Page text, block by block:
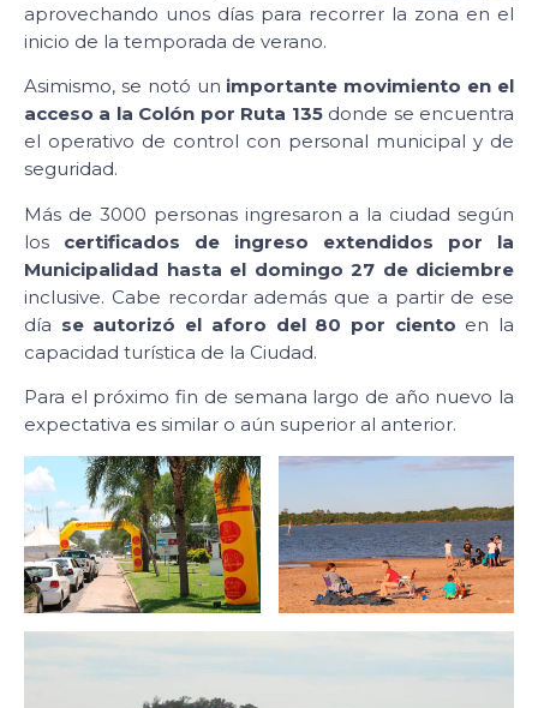
aprovechando unos días para recorrer la zona en el
inicio de la temporada de verano.
Asimismo, se notó un importante movimiento en el
acceso a la Colón por Ruta 135donde se encuentra
el operativo de control con personal municipal y de
seguridad.
Más de 3000 personas ingresaron a la ciudad según
los certificados de ingreso extendidos por la
Municipalidad hasta el domingo 27 de diciembre
inclusive. Cabe recordar además que a partir de ese
día se autorizó el aforo del 80 por ciento en la
capacidad turística de la Ciudad.
Para el próximo fin de semana largo de año nuevo la
expectativa es similar o aún superior al anterior.